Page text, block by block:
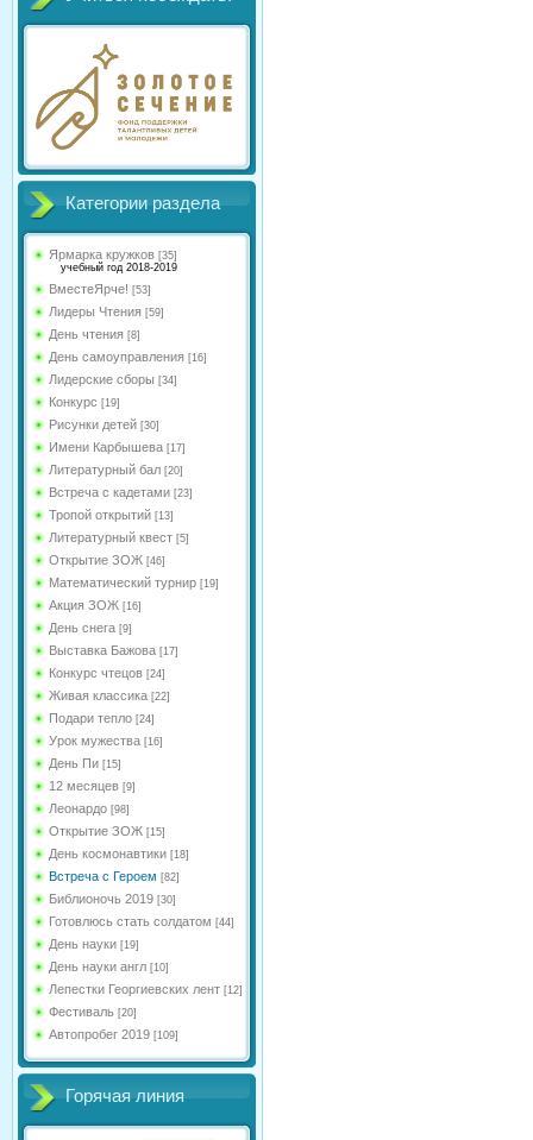
Категории раздела
Ярмарка кружков [35]
учебный год 2018-2019
ВместеЯрче! [53]
Лидеры Чтения [59]
День чтения [8]
День самоуправления [16]
Лидерские сборы [34]
Конкурс [19]
Рисунки детей [30]
Имени Карбышева [17]
Литературный бал [20]
Встреча с кадетами [23]
Тропой открытий [13]
Литературный квест [5]
Открытие ЗОЖ [46]
Математический турнир [19]
Акция ЗОЖ [16]
День снега [9]
Выставка Бажова [17]
Конкурс чтецов [24]
Живая классика [22]
Подари тепло [24]
Урок мужества [16]
День Пи [15]
12 месяцев [9]
Леонардо [98]
Открытие ЗОЖ [15]
День космонавтики [18]
Встреча с Героем [82]
Библионочь 2019 [30]
Готовлюсь стать солдатом [44]
День науки [19]
День науки англ [10]
Лепестки Георгиевских лент [12]
Фестиваль [20]
Автопробег 2019 [109]
Горячая линия